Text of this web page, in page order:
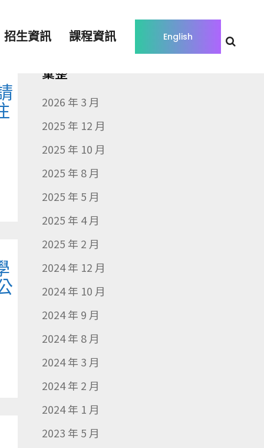
English
招生資訊 課程資訊
彙整
2026 年 3 月
2025 年 12 月
2025 年 10 月
2025 年 8 月
2025 年 5 月
2025 年 4 月
2025 年 2 月
2024 年 12 月
2024 年 10 月
2024 年 9 月
2024 年 8 月
2024 年 3 月
2024 年 2 月
2024 年 1 月
2023 年 5 月